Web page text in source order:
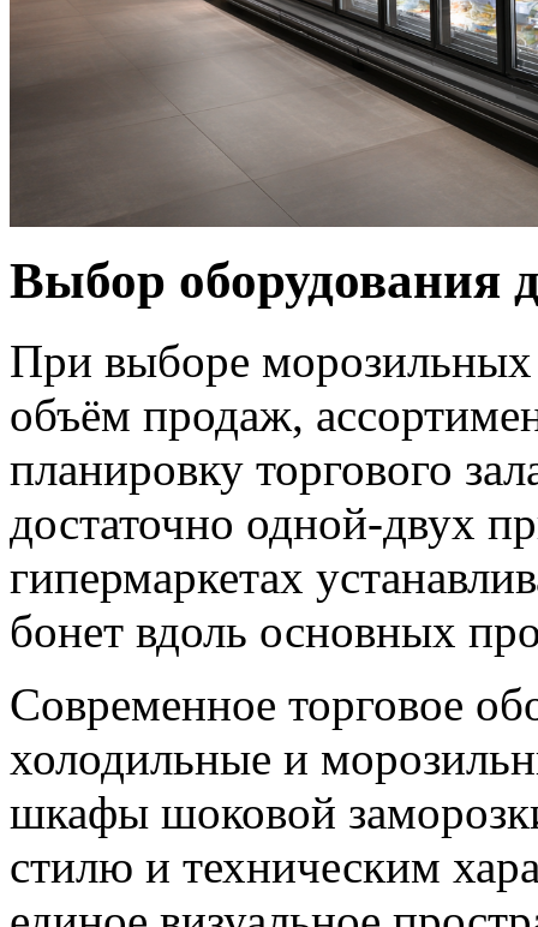
Выбор оборудования
При выборе
объём продаж,
планировку торгового
достаточно одной-двух
гипермаркетах
бонет вдоль основных
Современное торговое
холодильные и
шкафы шоковой
стилю и техническим